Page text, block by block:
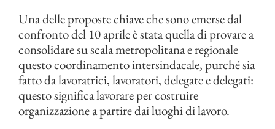
Una delle proposte chiave che sono emerse dal
confronto del 10 aprile è stata quella di provare a
consolidare su scala metropolitana e regionale
questo coordinamento intersindacale, purché sia
fatto da lavoratrici, lavoratori, delegate e delegati:
questo significa lavorare per costruire
organizzazione a partire dai luoghi di lavoro.